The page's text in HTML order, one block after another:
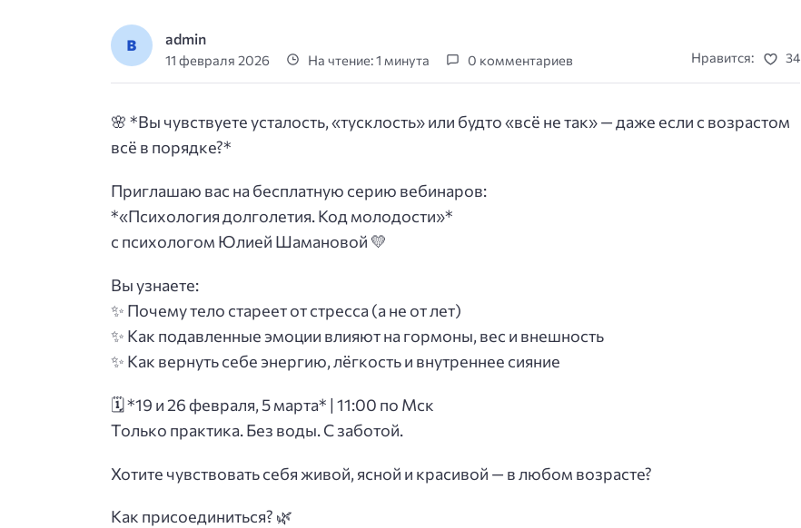
admin
11 февраля 2026 На чтение: 1 минута 0 комментариев Нравится: 34
🌸 *Вы чувствуете усталость, «тусклость» или будто «всё не так» — даже если с возрастом
всё в порядке?*
Приглашаю вас на бесплатную серию вебинаров:
*«Психология долголетия. Код молодости»*
с психологом Юлией Шамановой 💛
Вы узнаете:
✨ Почему тело стареет от стресса (а не от лет)
✨ Как подавленные эмоции влияют на гормоны, вес и внешность
✨ Как вернуть себе энергию, лёгкость и внутреннее сияние
🗓 *19 и 26 февраля, 5 марта* | 11:00 по Мск
Только практика. Без воды. С заботой.
Хотите чувствовать себя живой, ясной и красивой — в любом возрасте?
Как присоединиться? 🌿